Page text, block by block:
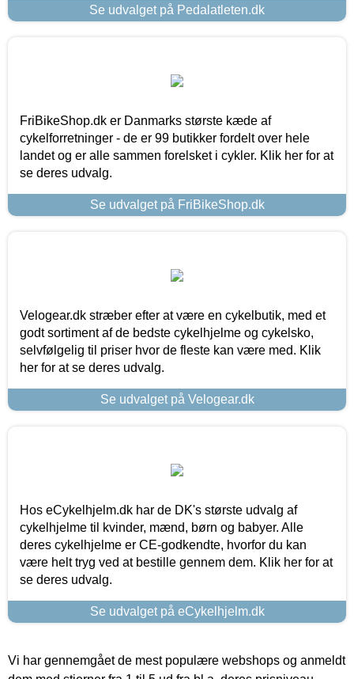
Se udvalget på Pedalatleten.dk
FriBikeShop.dk er Danmarks største kæde af
cykelforretninger - de er 99 butikker fordelt over hele
landet og er alle sammen forelsket i cykler. Klik her for at
se deres udvalg.
Se udvalget på FriBikeShop.dk
Velogear.dk stræber efter at være en cykelbutik, med et
godt sortiment af de bedste cykelhjelme og cykelsko,
selvfølgelig til priser hvor de fleste kan være med. Klik
her for at se deres udvalg.
Se udvalget på Velogear.dk
Hos eCykelhjelm.dk har de DK's største udvalg af
cykelhjelme til kvinder, mænd, børn og babyer. Alle
deres cykelhjelme er CE-godkendte, hvorfor du kan
være helt tryg ved at bestille gennem dem. Klik her for at
se deres udvalg.
Se udvalget på eCykelhjelm.dk
Vi har gennemgået de mest populære webshops og anmeldt